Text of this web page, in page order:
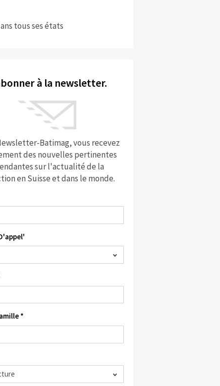
tous ses états
à la newsletter.
Batimag, vous recevez
des nouvelles pertinentes
sur l'actualité de la
en Suisse et dans le monde.
*